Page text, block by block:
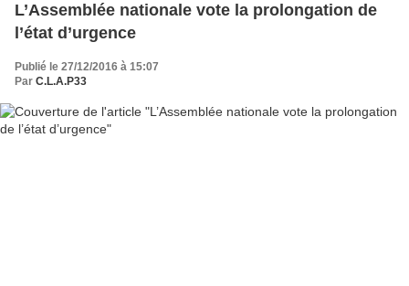
L’Assemblée nationale vote la prolongation de
l’état d’urgence
Publié le 27/12/2016 à 15:07
Par C.L.A.P33